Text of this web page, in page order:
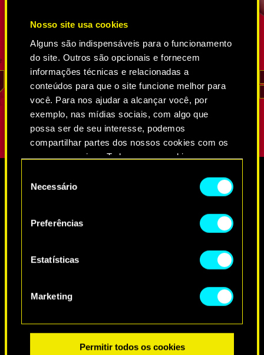
Nosso site usa cookies
Alguns são indispensáveis para o funcionamento
do site. Outros são opcionais e fornecem
informações técnicas e relacionadas a
conteúdos para que o site funcione melhor para
você. Para nos ajudar a alcançar você, por
exemplo, nas mídias sociais, com algo que
possa ser de seu interesse, podemos
compartilhar partes dos nossos cookies com os
nossos parceiros. Todos esses cookies
entanto.
Você encontrará todos os detalhes sobre o uso
de cookies e poderá ajustar as suas preferências
Necessário
Preferências
Estatísticas
Marketing
Permitir todos os cookies
de que
não é
incontáveis teias de espiões e
trilha-redes, como extrair informações e
até como invadir os lugares mais bem
guardados. Sua lealdade e senso de dever
são inabaláveis.
REED
Agência
ela
seu
não
O CONTEÚDO DESTA PÁGINA
PODE SER INAPROPRIADO
Ao clicar em "OK", você confirma ser maior de
OK
VÍDEOS ARTES DE